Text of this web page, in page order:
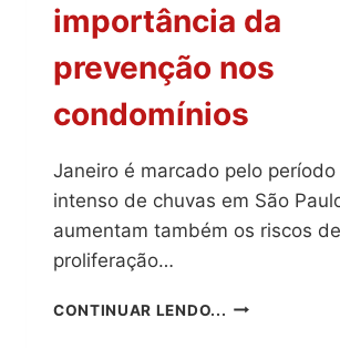
importância da
prevenção nos
condomínios
Janeiro é marcado pelo período
intenso de chuvas em São
aumentam também os riscos de
proliferação…
CONTINUAR LENDO... DENGUE